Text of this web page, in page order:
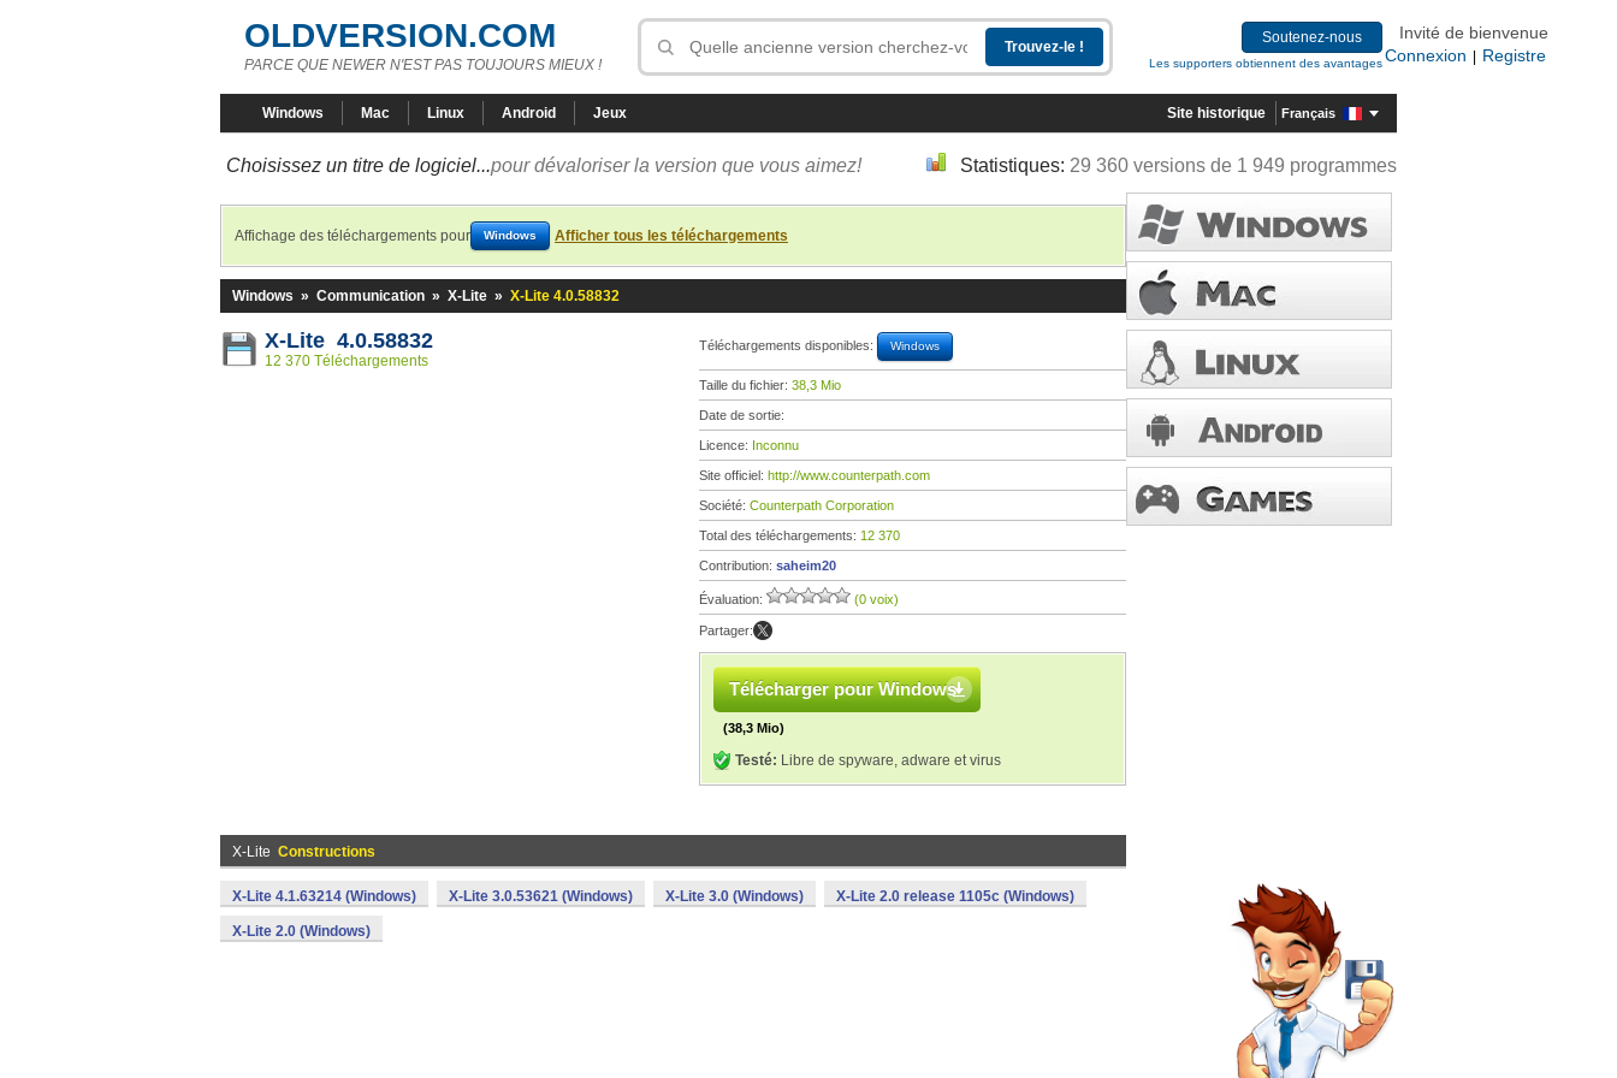
OLDVERSION.COM
PARCE QUE NEWER N'EST PAS TOUJOURS MIEUX !
Soutenez-nous
Les supporters obtiennent des avantages
Invité de bienvenue
Connexion
Registre
Windows Mac Linux Android Jeux Site historique Français
Choisissez un titre de logiciel...pour dévaloriser la version que vous aimez! Statistiques: 29 360 versions de 1 949 programmes
Affichage des téléchargements pour Windows Afficher tous les téléchargements
Windows » Communication » X-Lite » X-Lite 4.0.58832
X-Lite 4.0.58832
12 370 Téléchargements
Téléchargements disponibles: Windows
Taille du fichier: 38,3 Mio
Date de sortie:
Licence: Inconnu
Site officiel: http://www.counterpath.com
Société: Counterpath Corporation
Total des téléchargements: 12 370
Contribution: saheim20
Évaluation: (0 voix)
Partager:
Télécharger pour Windows
(38,3 Mio)
Testé: Libre de spyware, adware et virus
X-Lite Constructions
X-Lite 4.1.63214 (Windows) X-Lite 3.0.53621 (Windows) X-Lite 3.0 (Windows) X-Lite 2.0 release 1105c (Windows)
X-Lite 2.0 (Windows)